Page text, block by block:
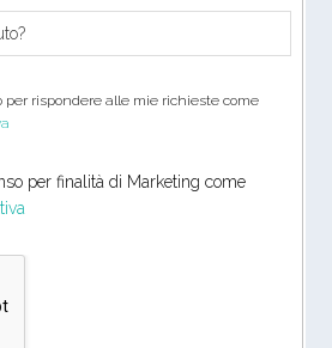
per rispondere alle mie richieste come
per finalità di Marketing come